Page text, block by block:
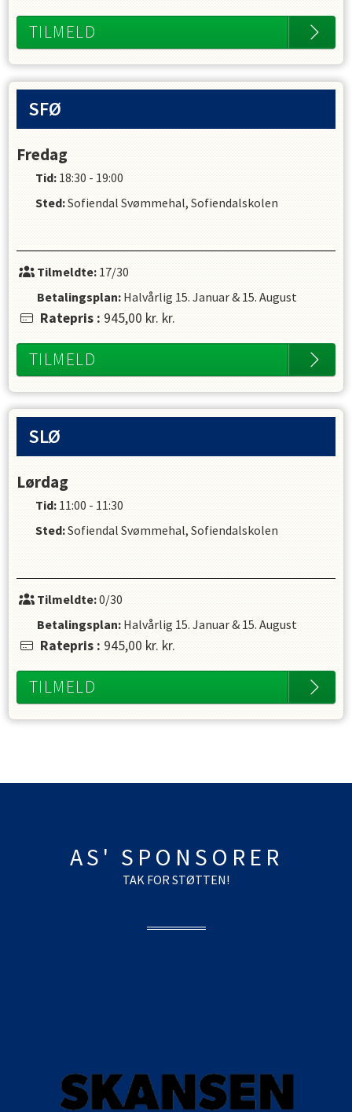
TILMELD
SFØ
Fredag
Tid: 18:30 - 19:00
Sted:Sofiendal Svømmehal, Sofiendalskolen
Tilmeldte:17/30
Betalingsplan: Halvårlig 15. Januar& 15. August
Ratepris : 945,00 kr. kr.
TILMELD
SLØ
Lørdag
Tid: 11:00 - 11:30
Sted:Sofiendal Svømmehal, Sofiendalskolen
Tilmeldte:0/30
Betalingsplan: Halvårlig 15. Januar& 15. August
Ratepris : 945,00 kr. kr.
TILMELD
AS' SPONSORER
TAK FOR STØTTEN!